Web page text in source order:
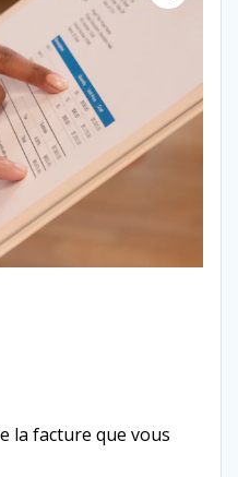
la facture que vous